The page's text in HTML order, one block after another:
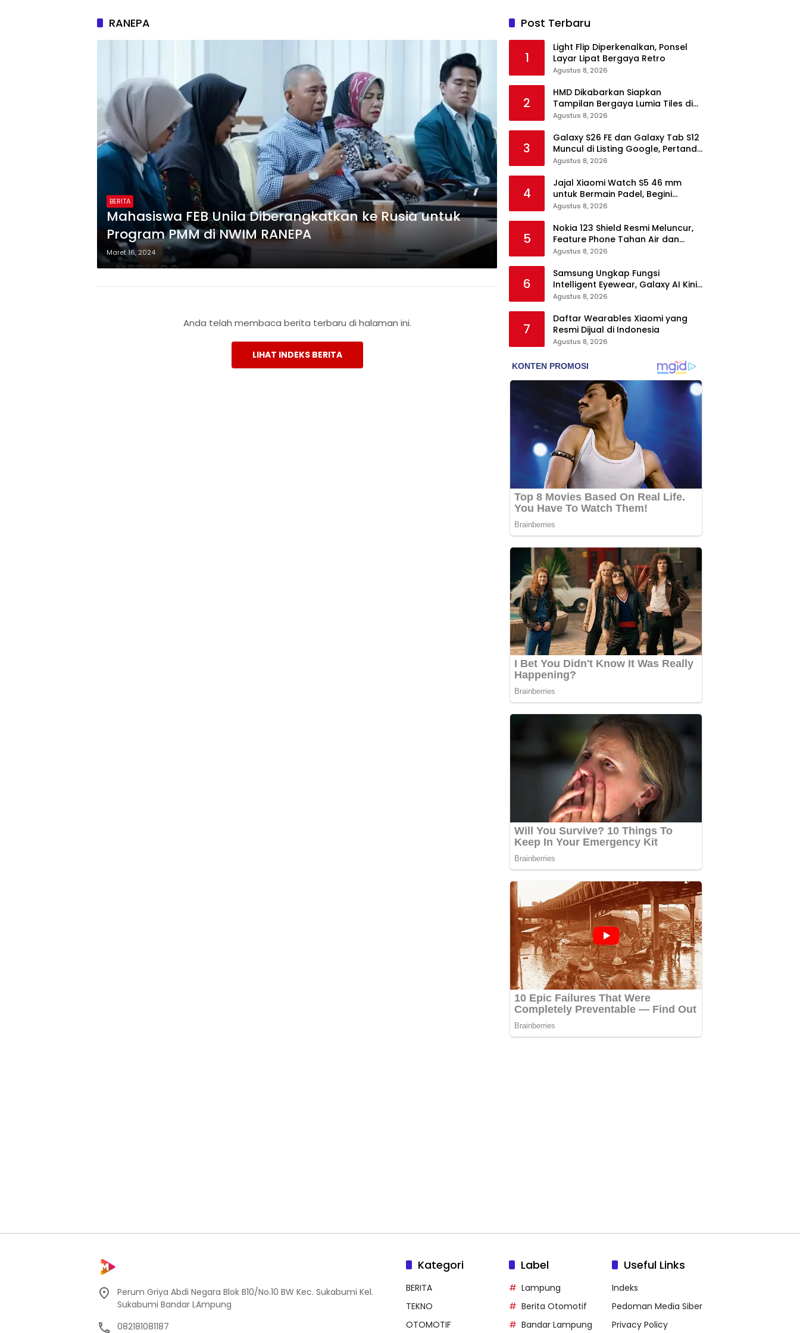
RANEPA
BERITA
Mahasiswa FEB Unila Diberangkatkan ke Rusia untuk
Program PMM di NWIM RANEPA
Maret 16, 2024
Anda telah membaca berita terbaru di halaman ini.
LIHAT INDEKS BERITA
Post Terbaru
1
Light Flip Diperkenalkan, Ponsel
Layar Lipat Bergaya Retro
Agustus 8, 2026
2
HMD Dikabarkan Siapkan
Tampilan Bergaya Lumia Tiles di
Ponsel Android
Agustus 8, 2026
3
Galaxy S26 FE dan Galaxy Tab S12
Muncul di Listing Google, Pertanda
Segera Rilis?
Agustus 8, 2026
4
Jajal Xiaomi Watch S5 46 mm
untuk Bermain Padel, Begini
Kemampuannya
Agustus 8, 2026
5
Nokia 123 Shield Resmi Meluncur,
Feature Phone Tahan Air dan
Debu
Agustus 8, 2026
6
Samsung Ungkap Fungsi
Intelligent Eyewear, Galaxy AI Kini
Bisa Diakses Tanpa Layar
Agustus 8, 2026
7
Daftar Wearables Xiaomi yang
Resmi Dijual di Indonesia
Agustus 8, 2026
Perum Griya Abdi Negara Blok B10/No.10 BW Kec. Sukabumi Kel.
Sukabumi Bandar LAmpung
082181081187
Kategori
BERITA
TEKNO
OTOMOTIF
Label
Lampung
Berita Otomotif
Bandar Lampung
Useful Links
Indeks
Pedoman Media Siber
Privacy Policy